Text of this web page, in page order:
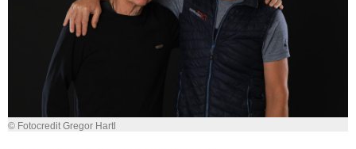
© Fotocredit Gregor Hartl